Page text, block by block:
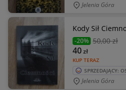
Jelenia Góra
Kody Sił
-20% 50,00 zł
KUP TERAZ
40zł
SPRZEDAJĄCY:
Jelenia Góra